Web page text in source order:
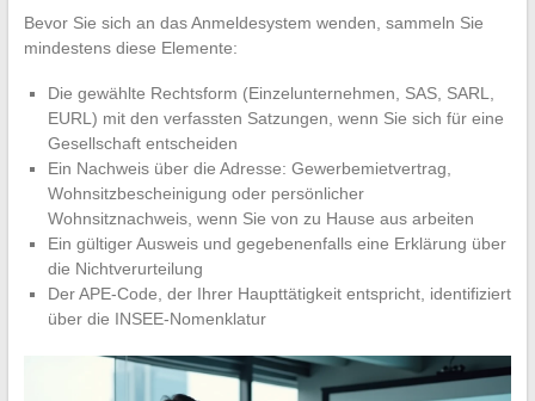
Bevor Sie sich an das Anmeldesystem wenden, sammeln Sie
mindestens diese Elemente:
Die gewählte Rechtsform (Einzelunternehmen, SAS, SARL,
EURL) mit den verfassten Satzungen, wenn Sie sich für eine
Gesellschaft entscheiden
Ein Nachweis über die Adresse: Gewerbemietvertrag,
Wohnsitzbescheinigung oder persönlicher
Wohnsitznachweis, wenn Sie von zu Hause aus arbeiten
Ein gültiger Ausweis und gegebenenfalls eine Erklärung über
die Nichtverurteilung
Der APE-Code, der Ihrer Haupttätigkeit entspricht, identifiziert
über die INSEE-Nomenklatur